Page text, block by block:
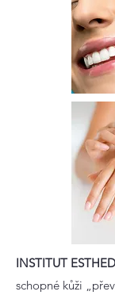
INSTITUT
schopné kůži